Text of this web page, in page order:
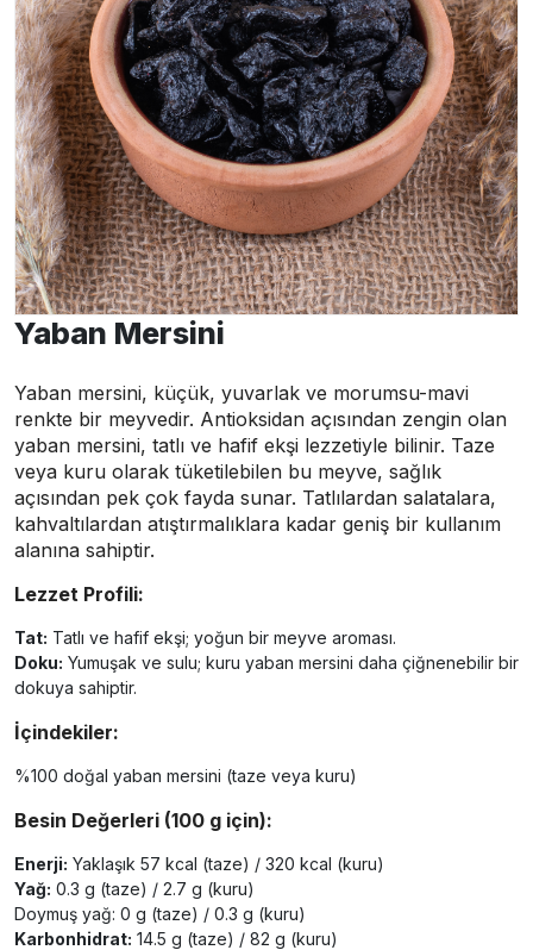
Yaban Mersini
Yaban mersini, küçük, yuvarlak ve morumsu-mavi
renkte bir meyvedir. Antioksidan açısından zengin olan
yaban mersini, tatlı ve hafif ekşi lezzetiyle bilinir. Taze
veya kuru olarak tüketilebilen bu meyve, sağlık
açısından pek çok fayda sunar. Tatlılardan salatalara,
kahvaltılardan atıştırmalıklara kadar geniş bir kullanım
alanına sahiptir.
Lezzet Profili:
Tat: Tatlı ve hafif ekşi; yoğun bir meyve aroması.
Doku: Yumuşak ve sulu; kuru yaban mersini daha çiğnenebilir bir
dokuya sahiptir.
İçindekiler:
%100 doğal yaban mersini (taze veya kuru)
Besin Değerleri (100 g için):
Enerji: Yaklaşık 57 kcal (taze) / 320 kcal (kuru)
Yağ: 0.3 g (taze) / 2.7 g (kuru)
Doymuş yağ: 0 g (taze) / 0.3 g (kuru)
Karbonhidrat: 14.5 g (taze) / 82 g (kuru)